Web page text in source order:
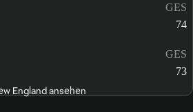
GES
74
GES
73
England ansehen